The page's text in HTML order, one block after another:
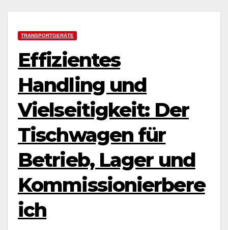
TRANSPORTGERÄTE
Effizientes
Handling und
Vielseitigkeit: Der
Tischwagen für
Betrieb, Lager und
Kommissionierbere
ich